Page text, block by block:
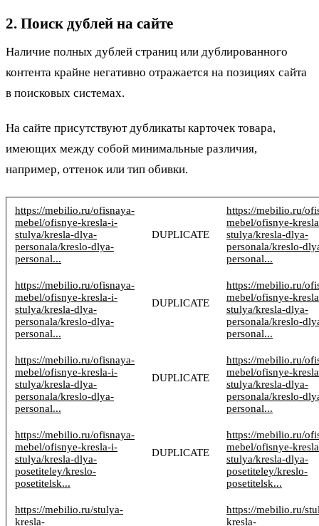
2. Поиск дублей на сайте
Наличие полных дублей страниц или дублированного
контента крайне негативно отражается на позициях сайта
в поисковых системах.
На сайте присутствуют дубликаты карточек товара,
имеющих между собой минимальные различия,
например, оттенок или тип обивки.
https://mebilio.ru/ofisnaya-
mebel/ofisnye-kresla-i-
stulya/kresla-dlya-
personala/kreslo-dlya-
personal...
DUPLICATE
https://mebilio.ru/
mebel/ofisnye-
stulya/kresla-dlya-
personala/kreslo-
personal...
https://mebilio.ru/ofisnaya-
mebel/ofisnye-kresla-i-
stulya/kresla-dlya-
personala/kreslo-dlya-
personal...
DUPLICATE
https://mebilio.ru/
mebel/ofisnye-
stulya/kresla-dlya-
personala/kreslo-
personal...
https://mebilio.ru/ofisnaya-
mebel/ofisnye-kresla-i-
stulya/kresla-dlya-
personala/kreslo-dlya-
personal...
DUPLICATE
https://mebilio.ru/
mebel/ofisnye-
stulya/kresla-dlya-
personala/kreslo-
personal...
https://mebilio.ru/ofisnaya-
mebel/ofisnye-kresla-i-
stulya/kresla-dlya-
posetiteley/kreslo-
posetitelsk...
DUPLICATE
https://mebilio.ru/
mebel/ofisnye-
stulya/kresla-dlya-
posetiteley/kreslo-
posetitelsk...
https://mebilio.ru/stulya-
kresla-
https://mebilio.ru/
kresla-